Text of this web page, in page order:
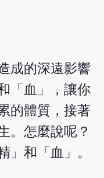
成的深遠影響
「血」，讓你
的體質，接著
。怎麼說呢？
」和「血」。